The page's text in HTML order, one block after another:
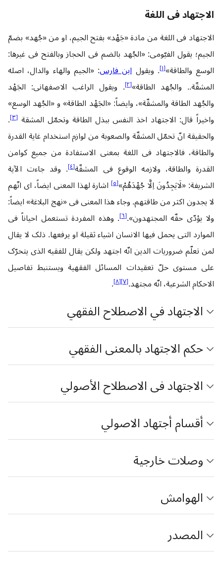
الاجتهاد فی اللغة
الاجتهاد فی اللغة من مادة «جَهْد» بفتح الجیم، او من «جُهد» بضمّ
الجیم؛ یقول الفیّومی: «الجُهد بالضم فی الحجاز وبالفتح فی غیرها:
الوسع والطاقة»[١]. ویقولابن فارس: «الجیم والهاء والدال، اصله
المشقّة.. والجُهد الطاقة»[٢]. ویقول الراغب الاصفهانی: الجَهْد
والجُهد الطاقة والمشقّة»، وایضاً: «الجَهْد الطاقة» و «الجُهد الوسع»
واخیراً قال: الاجتهاد اخذ النفس ببذل الطاقة وتحمّل المشقة [٣]
.
والحقیقة انّ تحمّل المشقّة والصعوبة من لوازم استخدام غایة القدرة
والطاقة، فالاجتهاد فی اللغة بمعنی الاستفادة من جمیع کوامن
القدرة والطاقة، ولازمه الوقوع فی المشقّة[٤]. وقد جاءت الآیة
الشریفة: «لَایَجِدُونَ اِلَّا جُهْدَهُمْ»[٥]اشارة لهذا المعنی ایضاً، ‌ای انّهم
لا یجدون اکثر من طاقتهم. وجاء هذا المعنی فی «نهج البلاغة» ایضاً:
ولا یؤدّی حقّه المجتهدون».[٦]. وهذه المفردة تستعمل احیاناً فی
الموارد التی یحمل‌ فیها الانسان اشیاء ثقیلة او یرفعها. ذلک لا یقال
لمن تعلّم ضروریات الدین انّه اجتهد ولکن یقال للفقیه الذی یتحرّک
علی مستوی حلّ تعقیدات المسائل الفقهیة ویستنبط تفاصیل
الاحکام الشرعیة، انّه مجتهد.[٧]
[٨]
.
الاجتهاد في الاصطلاح الفقهي
حكم الاجتهاد بالمعنى الفقهي
الاجتهاد فی الاصطلاح‌ الأصولي
أقسام أجتهاد الاصولي
وصلات خارجية
الهوامش
المصدر